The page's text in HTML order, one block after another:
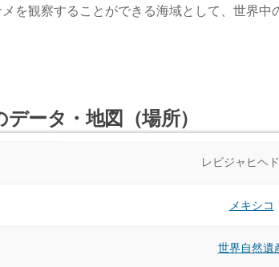
を観察することができる海域として、世界中
ータ・地図（場所）
レビジャヒヘ
メキシコ
世界自然遺